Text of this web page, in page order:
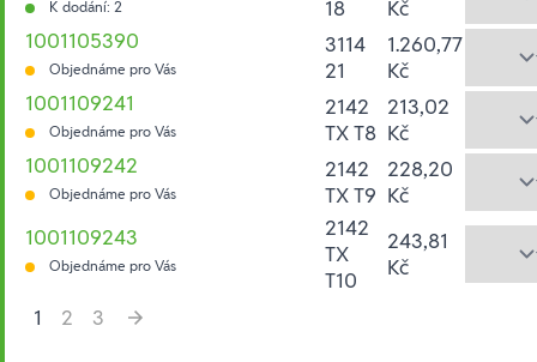
K dodání: 2
18
Kč
1001105390
Objednáme pro Vás
3114
21
1.260,77
Kč
1001109241
Objednáme pro Vás
2142
TX T8
213,02
Kč
1001109242
Objednáme pro Vás
2142
TX T9
228,20
Kč
1001109243
Objednáme pro Vás
2142
TX
T10
243,81
Kč
1
2
3